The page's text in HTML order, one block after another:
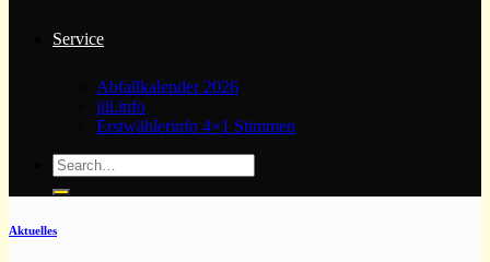
Service
Abfallkalender 2026
jül.info
Erstwählerinfo 4×1 Stimmen
Aktuelles